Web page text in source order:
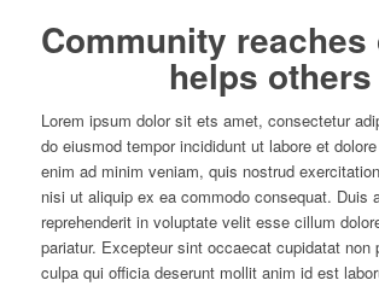
Community reaches
helps others
Lorem ipsum dolor sit ets amet, consectetur
do eiusmod tempor incididunt ut labore et
enim ad minim veniam, quis nostrud
nisi ut aliquip ex ea commodo consequat. Duis
reprehenderit in voluptate velit esse cillum
pariatur. Excepteur sint occaecat cupidatat non
culpa qui officia deserunt mollit anim id est